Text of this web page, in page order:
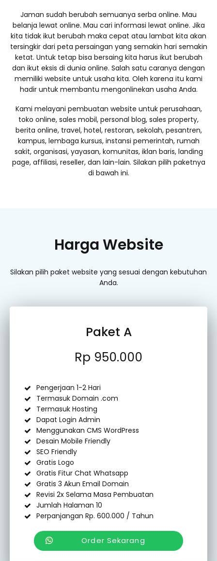
Jaman sudah berubah semuanya serba online. Mau
belanja lewat online. Mau cari informasi lewat online. Jika
kita tidak ikut berubah maka cepat atau lambat kita akan
tersingkir dari peta persaingan yang semakin hari semakin
ketat. Untuk tetap bisa bersaing kita harus ikut berubah
dan ikut eksis di dunia online. Salah satu caranya dengan
memiliki website untuk usaha kita. Oleh karena itu kami
hadir untuk membantu mengonlinekan usaha Anda.
Kami melayani pembuatan website untuk perusahaan,
toko online, sales mobil, personal blog, sales property,
berita online, travel, hotel, restoran, sekolah, pesantren,
kampus, lembaga kursus, instansi pemerintah, rumah
sakit, organisasi, yayasan, komunitas, iklan baris, landing
page, affiliasi, reseller, dan lain-lain. Silakan pilih paketnya
di bawah ini.
Harga Website
Silakan pilih paket website yang sesuai dengan kebutuhan
Anda.
Paket A
Rp 950.000
Pengerjaan 1-2 Hari
Termasuk Domain .com
Termasuk Hosting
Dapat Login Admin
Menggunakan CMS WordPress
Desain Mobile Friendly
SEO Friendly
Gratis Logo
Gratis Fitur Chat Whatsapp
Gratis 3 Akun Email Domain
Revisi 2x Selama Masa Pembuatan
Jumlah Halaman 10
Perpanjangan Rp. 600.000 / Tahun
Order Sekarang